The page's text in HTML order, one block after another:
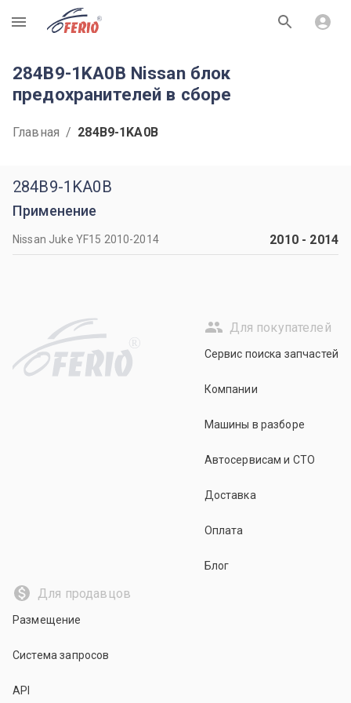
R
284B9-1KA0B Nissan блок
предохранителей в сборе
Главная / 284B9-1KA0B
284B9-1KA0B
Применение
Nissan Juke YF15 2010-2014 2010- 2014
R
Для покупателей
Сервис поиска запчастей
Компании
Машины в разборе
Автосервисам и СТО
Доставка
Оплата
Блог
Для продавцов
Размещение
Система запросов
API